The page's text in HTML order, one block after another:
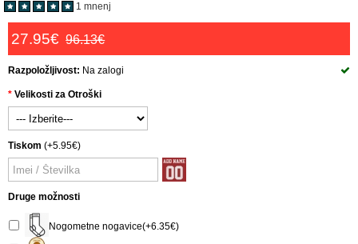
1 mnenj
27.95€ 96.13€
Razpoložljivost: Na zalogi
Velikosti za Otroški
Tiskom (+5.95€)
Druge možnosti
Nogometne nogavice(+6.35€)